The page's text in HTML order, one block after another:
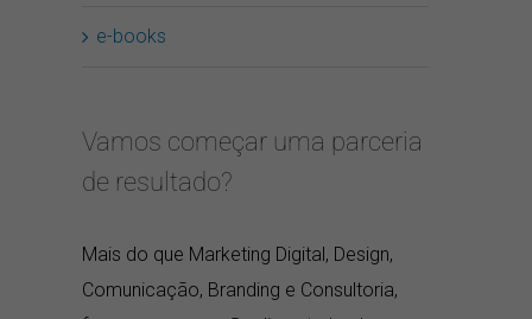
e-books
Vamos começar uma parceria
de resultado?
Mais do que Marketing Digital, Design,
Comunicação, Branding e Consultoria,